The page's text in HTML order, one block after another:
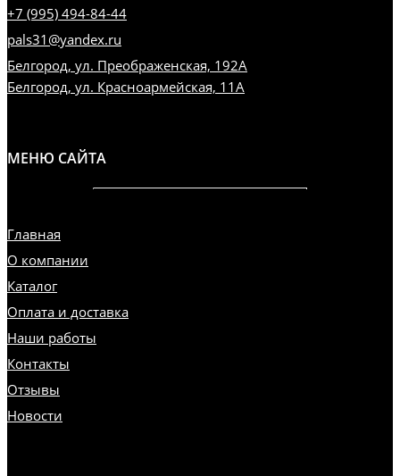
+7 (995) 494-84-44
pals31@yandex.ru
Белгород, ул. Преображенская, 192А
Белгород, ул. Красноармейская, 11А
МЕНЮ САЙТА
Главная
О компании
Каталог
Оплата и доставка
Наши работы
Контакты
Отзывы
Новости